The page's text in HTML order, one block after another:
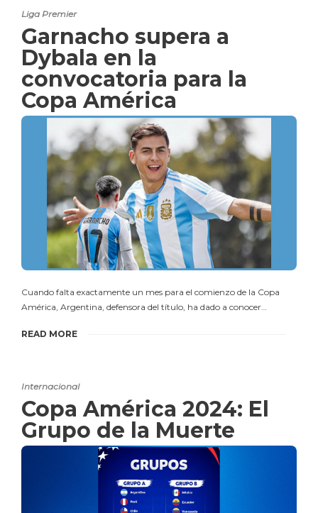
Liga Premier
Garnacho supera a
Dybala en la
convocatoria para la
Copa América
Cuando falta exactamente un mes para el comienzo de la Copa
América, Argentina, defensora del título, ha dado a conocer…
READ MORE
Internacional
Copa América 2024: El
Grupo de la Muerte